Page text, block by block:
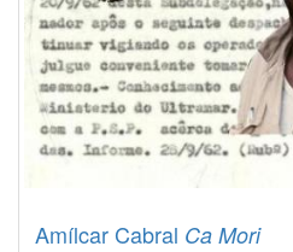
Amílcar Cabral Ca Mori